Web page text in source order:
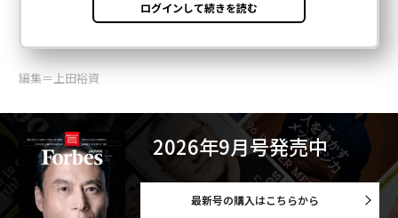
編集＝上田裕資
2026年9月号発売中
最新号の購入はこちらから